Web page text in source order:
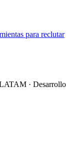
para reclutar
· Desarrollo